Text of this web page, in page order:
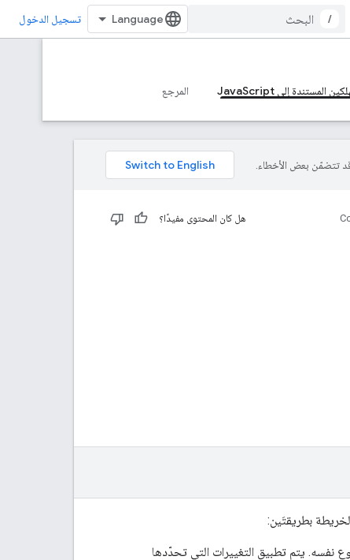
/ تسجيل الدخول
المرجع
هل كان المحتوى مفيدًا؟
بطريقتَين:
نفسه. يتم تطبيق التغييرات التي تحدّدها